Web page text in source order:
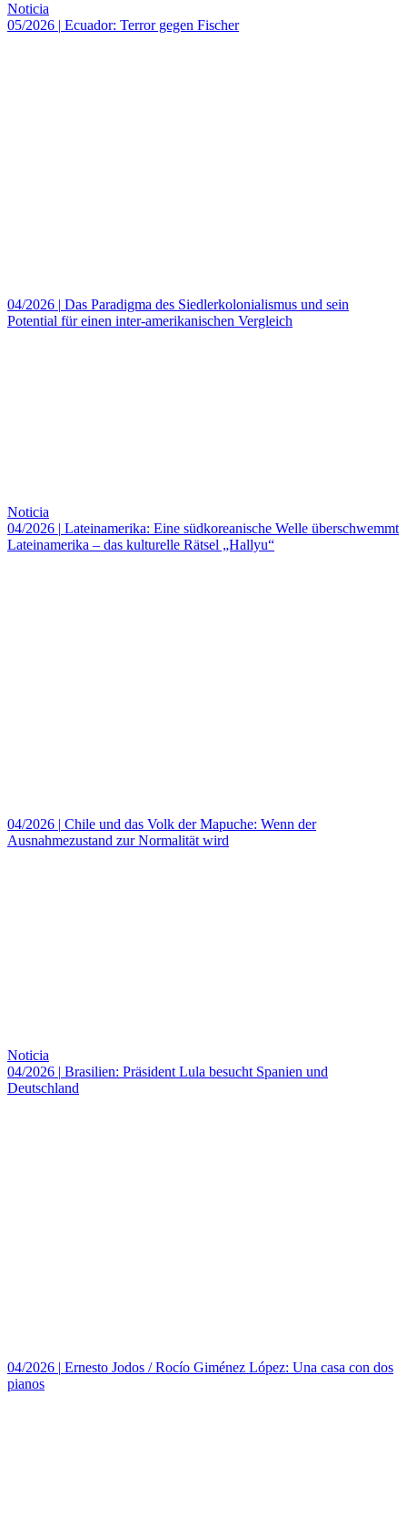
Noticia
05/2026 | Ecuador: Terror gegen Fischer
04/2026 | Das Paradigma des Siedlerkolonialismus und sein
Potential für einen inter-amerikanischen Vergleich
Noticia
04/2026 | Lateinamerika: Eine südkoreanische Welle überschwemmt
Lateinamerika – das kulturelle Rätsel „Hallyu“
04/2026 | Chile und das Volk der Mapuche: Wenn der
Ausnahmezustand zur Normalität wird
Noticia
04/2026 | Brasilien: Präsident Lula besucht Spanien und
Deutschland
04/2026 | Ernesto Jodos / Rocío Giménez López: Una casa con dos
pianos